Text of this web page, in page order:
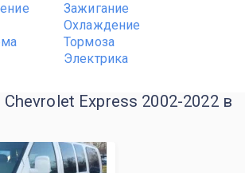
Зажигание
Охлаждение
Тормоза
Электрика
Express 2002-2022 в